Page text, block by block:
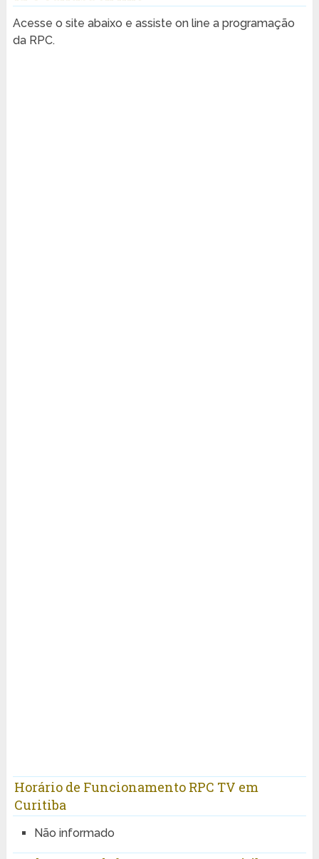
Acesse o site abaixo e assiste on line a programação
da RPC.
Horário de Funcionamento RPC TV em
Curitiba
Não informado